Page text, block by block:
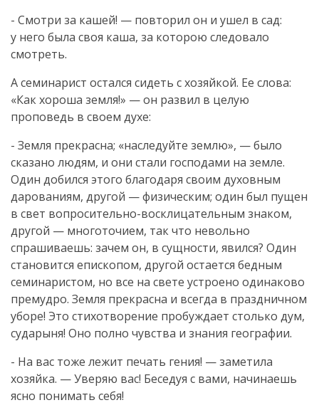
- Смотри за кашей! — повторил он и ушел в сад:
у него была своя каша, за которою следовало
смотреть.
А семинарист остался сидеть с хозяйкой. Ее слова:
«Как хороша земля!» — он развил в целую
проповедь в своем духе:
- Земля прекрасна; «наследуйте землю», — было
сказано людям, и они стали господами на земле.
Один добился этого благодаря своим духовным
дарованиям, другой — физическим; один был пущен
в свет вопросительно-восклицательным знаком,
другой — многоточием, так что невольно
спрашиваешь: зачем он, в сущности, явился? Один
становится епископом, другой остается бедным
семинаристом, но все на свете устроено одинаково
премудро. Земля прекрасна и всегда в праздничном
уборе! Это стихотворение пробуждает столько дум,
сударыня! Оно полно чувства и знания географии.
- На вас тоже лежит печать гения! — заметила
хозяйка. — Уверяю вас! Беседуя с вами, начинаешь
ясно понимать себя!